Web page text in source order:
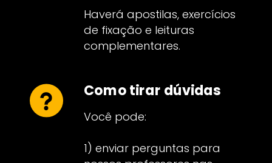
Como tirar dúvidas
Haverá apostilas, exercícios
de fixação e leituras
complementares.
Você pode:
1) enviar perguntas para